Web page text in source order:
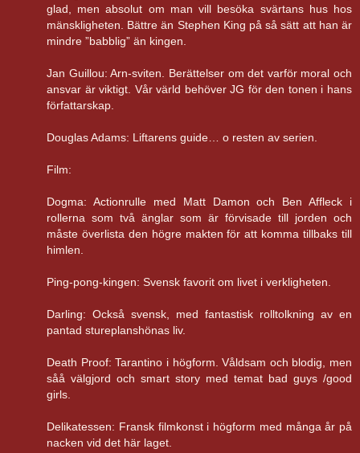
glad, men absolut om man vill besöka svärtans hus hos
mänskligheten. Bättre än Stephen King på så sätt att han är
mindre ”babblig” än kingen.
Jan Guillou: Arn-sviten. Berättelser om det varför moral och
ansvar är viktigt. Vår värld behöver JG för den tonen i hans
författarskap.
Douglas Adams: Liftarens guide… o resten av serien.
Film:
Dogma: Actionrulle med Matt Damon och Ben Affleck i
rollerna som två änglar som är förvisade till jorden och
måste överlista den högre makten för att komma tillbaks till
himlen.
Ping-pong-kingen: Svensk favorit om livet i verkligheten.
Darling: Också svensk, med fantastisk rolltolkning av en
pantad stureplanshönas liv.
Death Proof: Tarantino i högform. Våldsam och blodig, men
såå välgjord och smart story med temat bad guys /good
girls.
Delikatessen: Fransk filmkonst i högform med många år på
nacken vid det här laget.